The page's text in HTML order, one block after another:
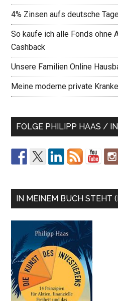
4% Zinsen aufs deutsche
So kaufe ich alle Fonds ohne
Cashback
Unsere Familien Online
Meine moderne private
FOLGE PHILIPP HAAS /
IN MEINEM BUCH STEHT